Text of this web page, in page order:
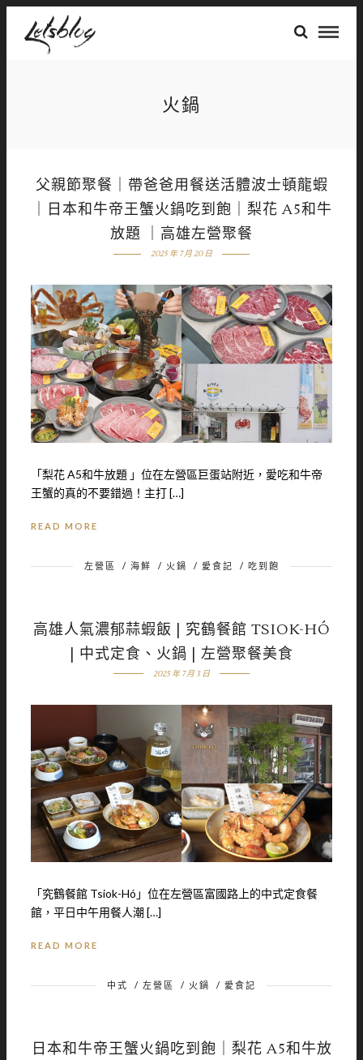
火鍋
父親節聚餐｜帶爸爸用餐送活體波士頓龍蝦
｜日本和牛帝王蟹火鍋吃到飽｜梨花 A5和牛
放題 ｜高雄左營聚餐
2025 年 7 月 20 日
「梨花 A5和牛放題 」位在左營區巨蛋站附近，愛吃和牛帝
王蟹的真的不要錯過！主打 […]
READ MORE
左營區 / 海鮮 / 火鍋 / 愛食記 / 吃到飽
高雄人氣濃郁蒜蝦飯 | 究鶴餐館 TSIOK-HÓ
| 中式定食、火鍋 | 左營聚餐美食
2025 年 7 月 3 日
「究鶴餐館 Tsiok-Hó」位在左營區富國路上的中式定食餐
館，平日中午用餐人潮 […]
READ MORE
中式 / 左營區 / 火鍋 / 愛食記
日本和牛帝王蟹火鍋吃到飽｜梨花 A5和牛放